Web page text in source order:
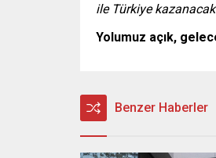
ile Türkiye
Yolumuz açık,
Benzer Haberler